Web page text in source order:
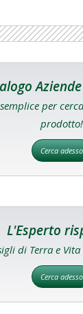
per
prodotto!
Cerca adesso
L'Esperto
di Terra e
Cerca adesso